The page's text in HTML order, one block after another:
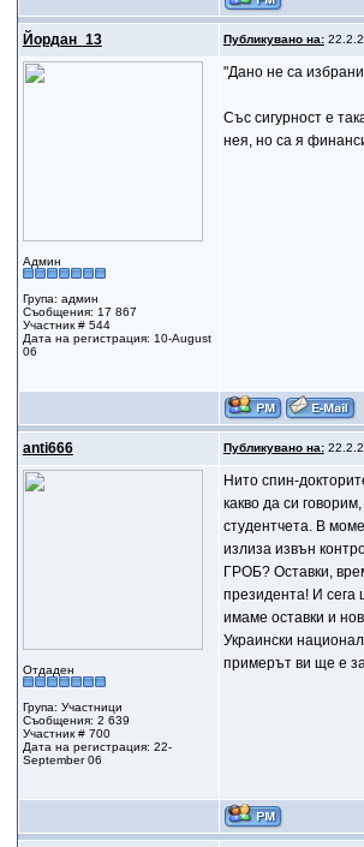
Йордан_13 Публикувано на:
Админ
Група: админ
Съобщения: 17 867
Участник # 544
Дата на регистрация: 10-August
06
"Дано не са
Със сигурност е
нея, но са я
anti666 Публикувано на:
Отдаден
Група: Участници
Съобщения: 2 639
Участник # 700
Дата на регистрация: 22-
September 06
Нито спин-
какво да си
студентчета. В
излиза извън
ГРОБ? Оставки,
президента! И сега
имаме оставки и
Украински
примерът ви ще е